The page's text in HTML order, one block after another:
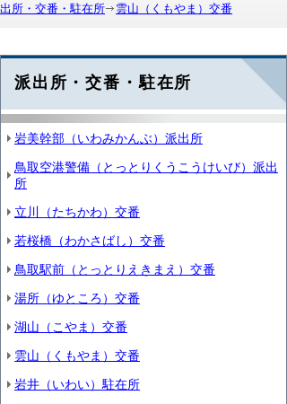
出所・交番・駐在所
雲山（くもやま）交番
派出所・交番・駐在所
岩美幹部（いわみかんぶ）派出所
鳥取空港警備（とっとりくうこうけいび）派出
所
立川（たちかわ）交番
若桜橋（わかさばし）交番
鳥取駅前（とっとりえきまえ）交番
湯所（ゆところ）交番
湖山（こやま）交番
雲山（くもやま）交番
岩井（いわい）駐在所